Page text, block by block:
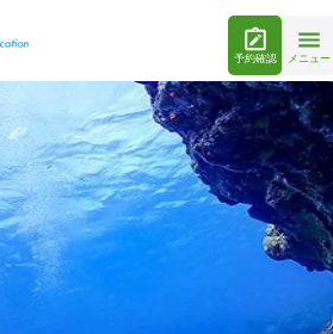
予約確認 メニュー